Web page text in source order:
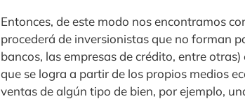
Entonces, de este modo nos encontramos
procederá de inversionistas que no forman
bancos, las empresas de crédito, entre otras)
que se logra a partir de los propios medios
ventas de algún tipo de bien, por ejemplo,